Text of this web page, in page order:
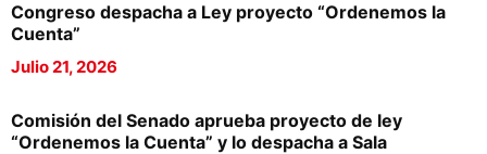
Congreso despacha a Ley proyecto “Ordenemos la
Cuenta”
Julio 21, 2026
Comisión del Senado aprueba proyecto de ley
“Ordenemos la Cuenta” y lo despacha a Sala